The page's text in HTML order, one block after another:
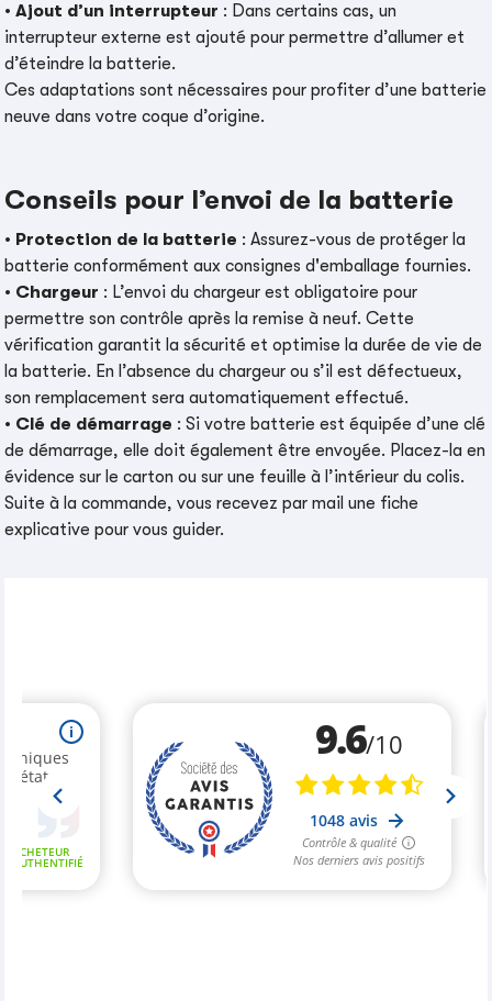
•Ajout d’un interrupteur : Dans certains cas, un
interrupteur externe est ajouté pour permettre d’allumer et
d’éteindre la batterie.
Ces adaptations sont nécessaires pour profiter d’une batterie
neuve dans votre coque d’origine.
Conseils pour l’envoi de la batterie
• Protection de la batterie : Assurez-vous de protéger la
batterie conformément aux consignes d'emballage fournies.
• Chargeur : L’envoi du chargeur est obligatoire pour
permettre son contrôle après la remise à neuf. Cette
vérification garantit la sécurité et optimise la durée de vie de
la batterie. En l’absence du chargeur ou s’il est défectueux,
son remplacement sera automatiquement effectué.
• Clé de démarrage : Si votre batterie est équipée d’une clé
de démarrage, elle doit également être envoyée. Placez-la en
évidence sur le carton ou sur une feuille à l’intérieur du colis.
Suite à la commande, vous recevez par mail une fiche
explicative pour vous guider.